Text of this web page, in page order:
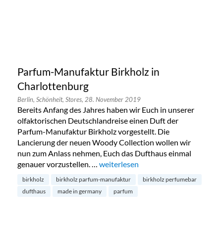
Parfum-Manufaktur Birkholz in
Charlottenburg
Berlin, Schönheit, Stores, 28. November 2019
Bereits Anfang des Jahres haben wir Euch in unserer
olfaktorischen Deutschlandreise einen Duft der
Parfum-Manufaktur Birkholz vorgestellt. Die
Lancierung der neuen Woody Collection wollen wir
nun zum Anlass nehmen, Euch das Dufthaus einmal
genauer vorzustellen. … „Parfum-Manufaktur Birkholz in
weiterlesen
birkholz birkholz parfum-manufaktur
birkholz perfumebar
dufthaus
made in germany parfum